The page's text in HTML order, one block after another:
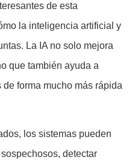
de esta
la inteligencia artificial y
La IA no solo mejora
que también ayuda a
forma mucho más rápida
los sistemas pueden
detectar